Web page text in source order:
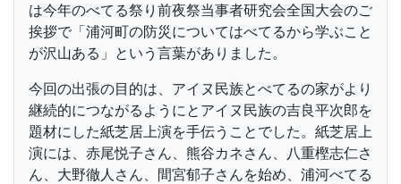
は今年のべてる祭り前夜祭当事者研究会全国大会のご
挨拶で「浦河町の防災についてはべてるから学ぶこと
が沢山ある」という言葉がありました。
今回の出張の目的は、アイヌ民族とべてるの家がより
継続的につながるようにとアイヌ民族の吉良平次郎を
題材にした紙芝居上演を手伝うことでした。紙芝居上
演には、赤尾悦子さん、熊谷カネさん、八重樫志仁さ
ん、大野徹人さん、間宮郁子さんを始め、浦河べてる